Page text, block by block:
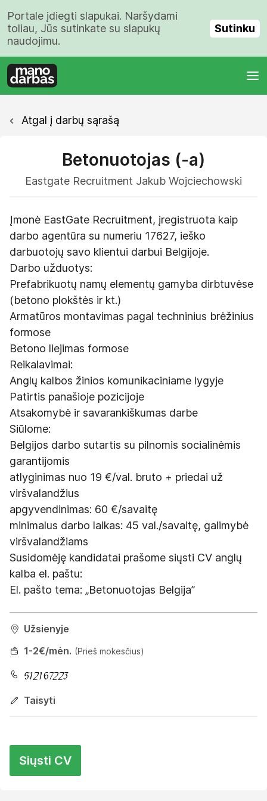
Portale įdiegti slapukai. Naršydami
toliau, Jūs sutinkate su slapukų
naudojimu.
Sutinku
Atgal į darbų sąrašą
Betonuotojas (-a)
Eastgate Recruitment Jakub Wojciechowski
Įmonė EastGate Recruitment, įregistruota kaip
darbo agentūra su numeriu 17627, ieško
darbuotojų savo klientui darbui Belgijoje.
Darbo užduotys:
Prefabrikuotų namų elementų gamyba dirbtuvėse
(betono plokštės ir kt.)
Armatūros montavimas pagal techninius brėžinius
formose
Betono liejimas formose
Reikalavimai:
Anglų kalbos žinios komunikaciniame lygyje
Patirtis panašioje pozicijoje
Atsakomybė ir savarankiškumas darbe
Siūlome:
Belgijos darbo sutartis su pilnomis socialinėmis
garantijomis
atlyginimas nuo 19 €/val. bruto + priedai už
viršvalandžius
apgyvendinimas: 60 €/savaitę
minimalus darbo laikas: 45 val./savaitę, galimybė
viršvalandžiams
Susidomėję kandidatai prašome siųsti CV anglų
kalba el. paštu:
El. pašto tema: „Betonuotojas Belgija”
Užsienyje
1-2€/mėn. (Prieš mokesčius)
Taisyti
Siųsti CV